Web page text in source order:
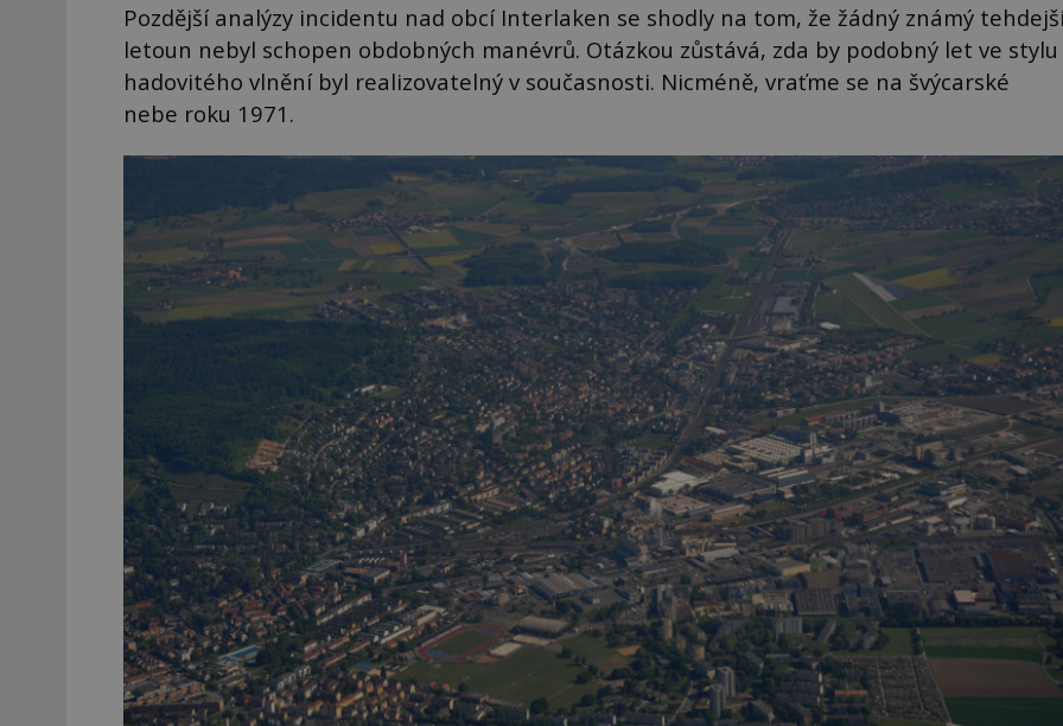
Pozdější analýzy incidentu nad obcí Interlaken se shodly na tom, že žádný známý
letoun nebyl schopen obdobných manévrů. Otázkou zůstává, zda by podobný let ve stylu
hadovitého vlnění byl realizovatelný v současnosti. Nicméně, vraťme se na švýcarské
nebe roku 1971.